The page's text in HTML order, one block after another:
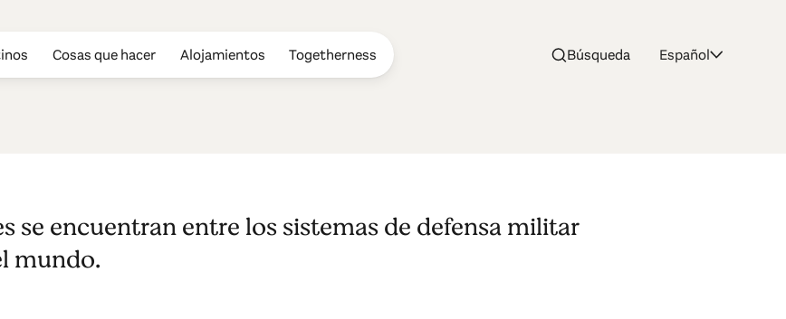
Cosas que hacer Alojamientos Togetherness Búsqueda Español
Torres - las rutas
se encuentran entre los sistemas de defensa militar
mundo.